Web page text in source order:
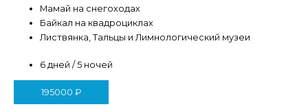
Мамай на снегоходах
Байкал на квадроциклах
Листвянка, Тальцы и Лимнологический музеи
6 дней / 5 ночей
195000 ₽